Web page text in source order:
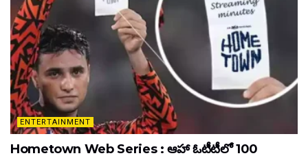
ENTERTAINMENT
Hometown Web Series : ఆహా ఓటీటీలో 100